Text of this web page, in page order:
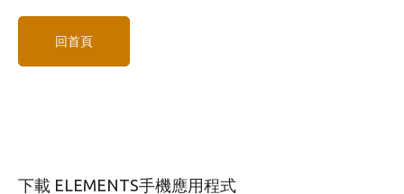
回首頁
下載 ELEMENTS手機應用程式